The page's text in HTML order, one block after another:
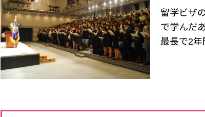
留学ビザ
で学んだ
最長で2年